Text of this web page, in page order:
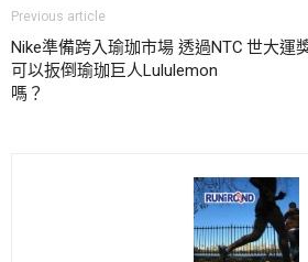
Previous article
Nike準備跨入瑜珈市場 透過NTC
可以扳倒瑜珈巨人Lululemon
嗎？
世大運